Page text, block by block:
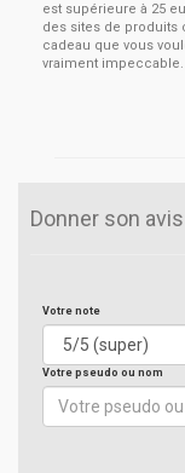
est supérieure à 25
des sites de produits
cadeau que vous
vraiment impeccable.
Donner son
Votre note
Votre pseudo ou nom